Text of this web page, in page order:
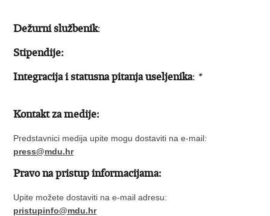
Dežurni službenik:
Stipendije:
Integracija i statusna pitanja useljenika: *
Kontakt za medije:​
Predstavnici medija upite mogu dostaviti na e-mail:
press@mdu.hr
Pravo na pristup informacijama:
Upite možete dostaviti na e-mail adresu:
pristupinfo@mdu.hr